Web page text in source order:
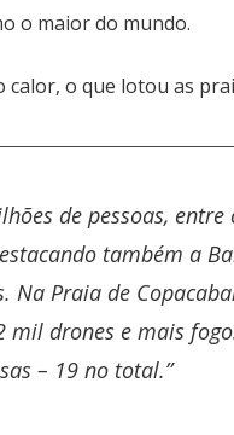
o maior do mundo.
calor, o que lotou as
de pessoas,
também a
Na Praia de
mil drones e mais
– 19 no total.”